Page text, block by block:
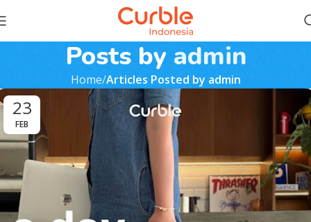
Posts by admin
Home Articles Posted by admin
23
FEB